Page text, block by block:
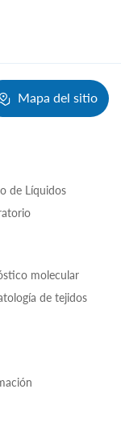
Mapa del sitio
de Líquidos
molecular
de tejidos